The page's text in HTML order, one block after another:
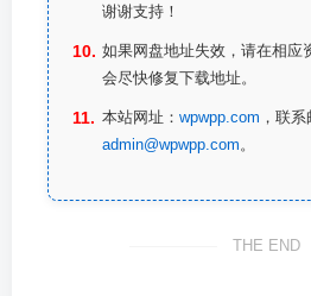
谢谢支持！
如果网盘地址失效，请在相应
会尽快修复下载地址。
本站网址： wpwpp.com ，联系
admin@wpwpp.com 。
THE END